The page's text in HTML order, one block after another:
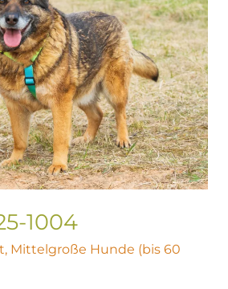
1004
, Mittelgroße Hunde (bis 60